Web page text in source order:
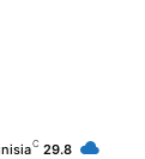
29.8
C